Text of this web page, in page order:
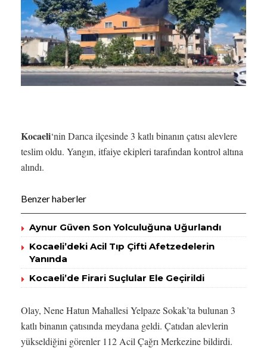
Kocaeli‘nin Darıca ilçesinde 3 katlı binanın çatısı alevlere
teslim oldu. Yangın, itfaiye ekipleri tarafından kontrol altına
alındı.
Benzer haberler
Aynur Güven Son Yolculuğuna Uğurlandı
Kocaeli’deki Acil Tıp Çifti Afetzedelerin
Yanında
Kocaeli’de Firari Suçlular Ele Geçirildi
Olay, Nene Hatun Mahallesi Yelpaze Sokak’ta bulunan 3
katlı binanın çatısında meydana geldi. Çatıdan alevlerin
yükseldiğini görenler 112 Acil Çağrı Merkezine bildirdi.